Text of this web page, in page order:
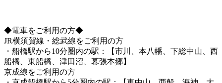
◆電車をご利用の方◆
JR横須賀線・総武線をご利用の方
・船橋駅から10分圏内の駅：【市川、本八幡、下総中山、西
船橋、東船橋、津田沼、幕張本郷】
京成線をご利用の方